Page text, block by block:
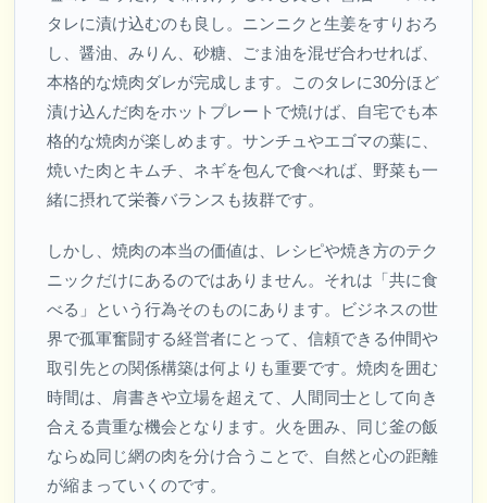
タレに漬け込むのも良し。ニンニクと生姜をすりおろ
し、醤油、みりん、砂糖、ごま油を混ぜ合わせれば、
本格的な焼肉ダレが完成します。このタレに30分ほど
漬け込んだ肉をホットプレートで焼けば、自宅でも本
格的な焼肉が楽しめます。サンチュやエゴマの葉に、
焼いた肉とキムチ、ネギを包んで食べれば、野菜も一
緒に摂れて栄養バランスも抜群です。
しかし、焼肉の本当の価値は、レシピや焼き方のテク
ニックだけにあるのではありません。それは「共に食
べる」という行為そのものにあります。ビジネスの世
界で孤軍奮闘する経営者にとって、信頼できる仲間や
取引先との関係構築は何よりも重要です。焼肉を囲む
時間は、肩書きや立場を超えて、人間同士として向き
合える貴重な機会となります。火を囲み、同じ釜の飯
ならぬ同じ網の肉を分け合うことで、自然と心の距離
が縮まっていくのです。